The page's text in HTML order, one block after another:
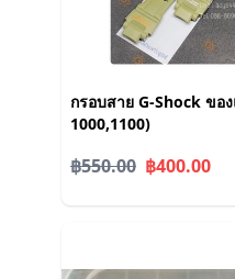
กรอบสาย G-Shock ขอ
1000,1100)
฿550.00 ฿400.00